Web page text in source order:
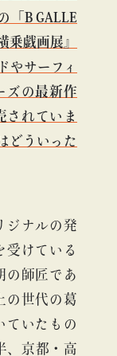
「B GALLE
乗戯画展』
やサーフィ
ズの最新作
されていま
どういった
ジナルの発
受けている
の師匠であ
の世代の葛
ていたもの
、京都・高